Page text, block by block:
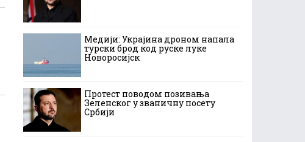
Медији: Украјина дроном напала
турски брод код руске луке
Новоросијск
Протест поводом позивања
Зеленског у званичну посету
Србији